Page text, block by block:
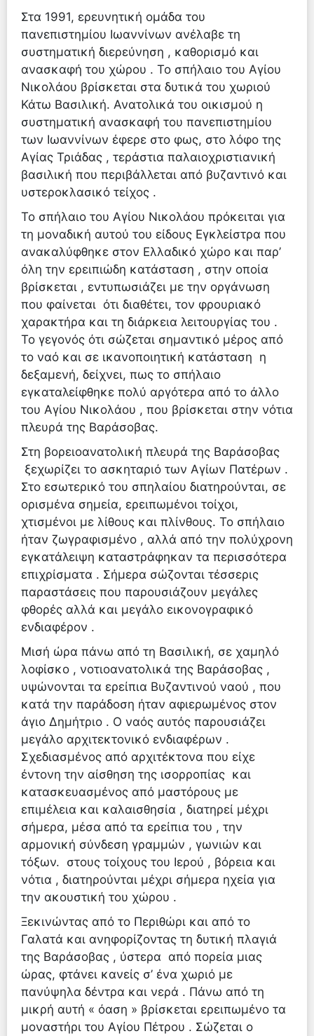
Στα 1991, ερευνητική ομάδα του
πανεπιστημίου Ιωαννίνων ανέλαβε τη
συστηματική διερεύνηση , καθορισμό και
ανασκαφή του χώρου . Το σπήλαιο του Αγίου
Νικολάου βρίσκεται στα δυτικά του χωριού
Κάτω Βασιλική. Ανατολικά του οικισμού η
συστηματική ανασκαφή του πανεπιστημίου
των Ιωαννίνων έφερε στο φως, στο λόφο της
Αγίας Τριάδας , τεράστια παλαιοχριστιανική
βασιλική που περιβάλλεται από βυζαντινό και
υστεροκλασικό τείχος .
Το σπήλαιο του Αγίου Νικολάου πρόκειται για
τη μοναδική αυτού του είδους Εγκλείστρα που
ανακαλύφθηκε στον Ελλαδικό χώρο και παρ’
όλη την ερειπιώδη κατάσταση , στην οποία
βρίσκεται , εντυπωσιάζει με την οργάνωση
που φαίνεται ότι διαθέτει, τον φρουριακό
χαρακτήρα και τη διάρκεια λειτουργίας του .
Το γεγονός ότι σώζεται σημαντικό μέρος από
το ναό και σε ικανοποιητική κατάσταση η
δεξαμενή, δείχνει, πως το σπήλαιο
εγκαταλείφθηκε πολύ αργότερα από το άλλο
του Αγίου Νικολάου , που βρίσκεται στην νότια
πλευρά της Βαράσοβας.
Στη βορειοανατολική πλευρά της Βαράσοβας
ξεχωρίζει το ασκηταριό των Αγίων Πατέρων .
Στο εσωτερικό του σπηλαίου διατηρούνται, σε
ορισμένα σημεία, ερειπωμένοι τοίχοι,
χτισμένοι με λίθους και πλίνθους. Το σπήλαιο
ήταν ζωγραφισμένο , αλλά από την πολύχρονη
εγκατάλειψη καταστράφηκαν τα περισσότερα
επιχρίσματα . Σήμερα σώζονται τέσσερις
παραστάσεις που παρουσιάζουν μεγάλες
φθορές αλλά και μεγάλο εικονογραφικό
ενδιαφέρον .
Μισή ώρα πάνω από τη Βασιλική, σε χαμηλό
λοφίσκο , νοτιοανατολικά της Βαράσοβας ,
υψώνονται τα ερείπια Βυζαντινού ναού , που
κατά την παράδοση ήταν αφιερωμένος στον
άγιο Δημήτριο . Ο ναός αυτός παρουσιάζει
μεγάλο αρχιτεκτονικό ενδιαφέρων .
Σχεδιασμένος από αρχιτέκτονα που είχε
έντονη την αίσθηση της ισορροπίας και
κατασκευασμένος από μαστόρους με
επιμέλεια και καλαισθησία , διατηρεί μέχρι
σήμερα, μέσα από τα ερείπια του , την
αρμονική σύνδεση γραμμών , γωνιών και
τόξων. στους τοίχους του Ιερού , βόρεια και
νότια , διατηρούνται μέχρι σήμερα ηχεία για
την ακουστική του χώρου .
Ξεκινώντας από το Περιθώρι και από το
Γαλατά και ανηφορίζοντας τη δυτική πλαγιά
της Βαράσοβας , ύστερα από πορεία μιας
ώρας, φτάνει κανείς σ’ ένα χωριό με
πανύψηλα δέντρα και νερά . Πάνω από τη
μικρή αυτή « όαση » βρίσκεται ερειπωμένο τα
μοναστήρι του Αγίου Πέτρου . Σώζεται ο